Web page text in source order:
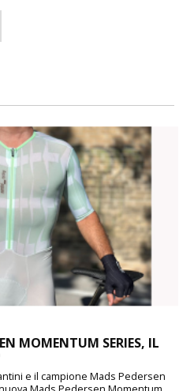
MOMENTUM SERIES, IL
e il campione Mads Pedersen